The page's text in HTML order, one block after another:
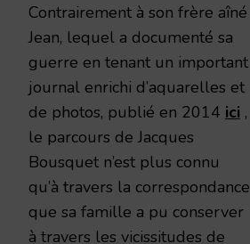
Contrairement à son frère aîné
Jean, lequel a documenté sa
guerre en tenant un important
journal enrichi d’aquarelles et
de photos, publié en 2014 ici ,
le parcours de Jacques
Bousquet n’est plus connu
qu’à travers la correspondance
que sa famille a pu conserver
à travers les vicissitudes de